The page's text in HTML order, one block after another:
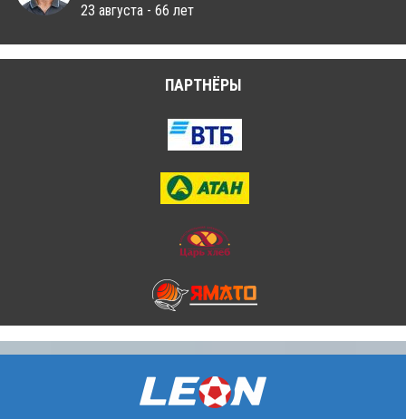
23 августа - 66 лет
ПАРТНЁРЫ